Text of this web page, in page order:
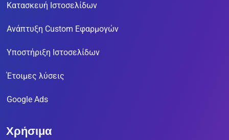
Κατασκευή Ιστοσελίδων
Ανάπτυξη Custom Εφαρμογών
Υποστήριξη Ιστοσελίδων
Έτοιμες λύσεις
Google Ads
Χρήσιμα